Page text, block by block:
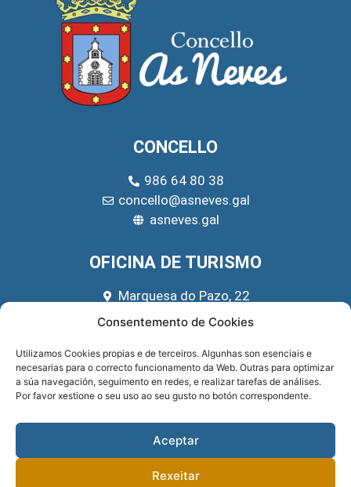
Consentemento de Cookies
Utilizamos Cookies propias e de terceiros. Algunhas son esenciais e
necesarias para o correcto funcionamento da Web. Outras para optimizar
a súa navegación, seguimento en redes, e realizar tarefas de análises.
Por favor xestione o seu uso ao seu gusto no botón correspondente.
Aceptar
Rexeitar
CONCELLO
986 64 80 38
concello@asneves.gal
asneves.gal
OFICINA DE TURISMO
Marquesa do Pazo, 22
666 39 45 65
REDES SOCIAIS